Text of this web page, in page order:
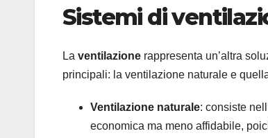
Sistemi di
La ventilazione rappresenta un’altra
principali: la ventilazione naturale e
Ventilazione naturale: consiste
economica ma meno affidabile,